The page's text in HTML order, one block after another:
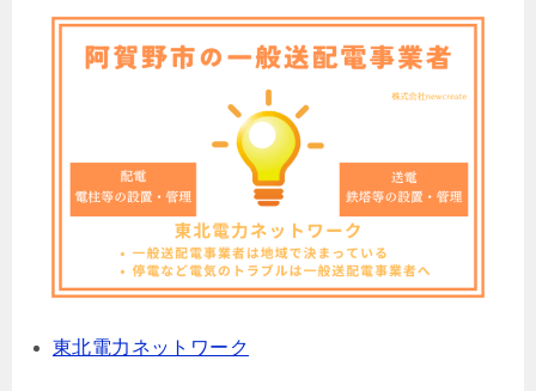
東北電力ネットワーク